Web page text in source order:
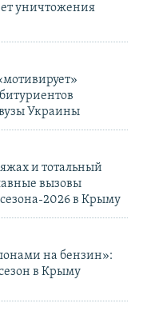
уничтожения
вузы Украины
и тотальный
вызовы
2026 в Крыму
на бензин»:
в Крыму